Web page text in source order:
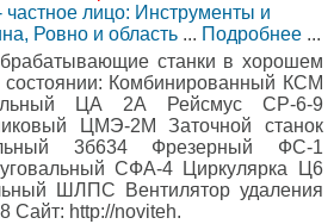
лицо: Инструменты и
Ровно и область ... Подробнее ...
станки в хорошем
состоянии: Комбинированный КСМ
ЦА 2А Рейсмус СР-6-9
ЦМЭ-2М Заточной станок
3б634 Фрезерный ФС-1
СФА-4 Циркулярка Ц6
ШЛПС Вентилятор удаления
Сайт: http://noviteh.